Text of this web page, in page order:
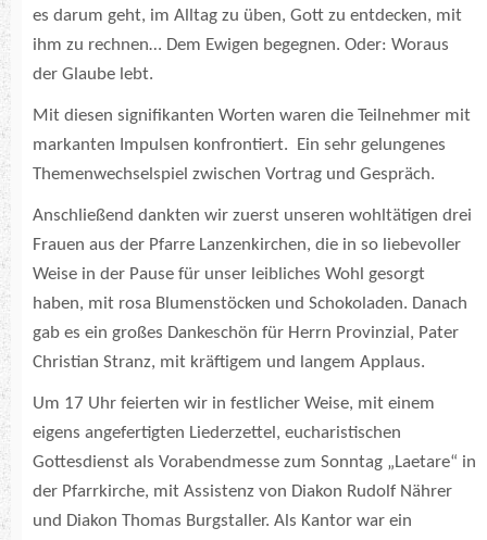
es darum geht, im Alltag zu üben, Gott zu entdecken, mit
ihm zu rechnen… Dem Ewigen begegnen. Oder: Woraus
der Glaube lebt.
Mit diesen signifikanten Worten waren die Teilnehmer mit
markanten Impulsen konfrontiert. Ein sehr gelungenes
Themenwechselspiel zwischen Vortrag und Gespräch.
Anschließend dankten wir zuerst unseren wohltätigen drei
Frauen aus der Pfarre Lanzenkirchen, die in so liebevoller
Weise in der Pause für unser leibliches Wohl gesorgt
haben, mit rosa Blumenstöcken und Schokoladen. Danach
gab es ein großes Dankeschön für Herrn Provinzial, Pater
Christian Stranz, mit kräftigem und langem Applaus.
Um 17 Uhr feierten wir in festlicher Weise, mit einem
eigens angefertigten Liederzettel, eucharistischen
Gottesdienst als Vorabendmesse zum Sonntag „Laetare“ in
der Pfarrkirche, mit Assistenz von Diakon Rudolf Nährer
und Diakon Thomas Burgstaller. Als Kantor war ein